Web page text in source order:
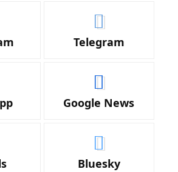
Telegram
Google News
Bluesky